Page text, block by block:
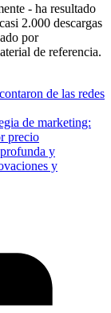
- ha resultado
2.000 descargas
por
de referencia.
de las redes
de marketing:
precio
y
y